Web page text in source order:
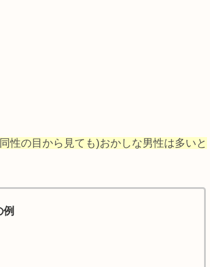
性の目から見ても)おかしな男性は多いと
例